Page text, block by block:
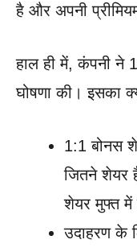
है और अपनी
हाल ही में, कंपनी ने
घोषणा की। इसका
1:1 बोनस
जितने शेयर
शेयर मुफ्त में
उदाहरण के